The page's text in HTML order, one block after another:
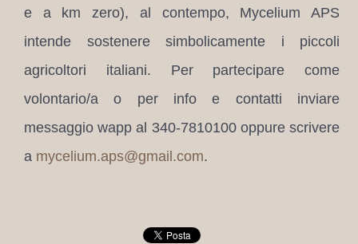
e a km zero), al contempo, Mycelium APS
intende sostenere simbolicamente i piccoli
agricoltori italiani. Per partecipare come
volontario/a o per info e contatti inviare
messaggio wapp al 340-7810100 oppure scrivere
a mycelium.aps@gmail.com.